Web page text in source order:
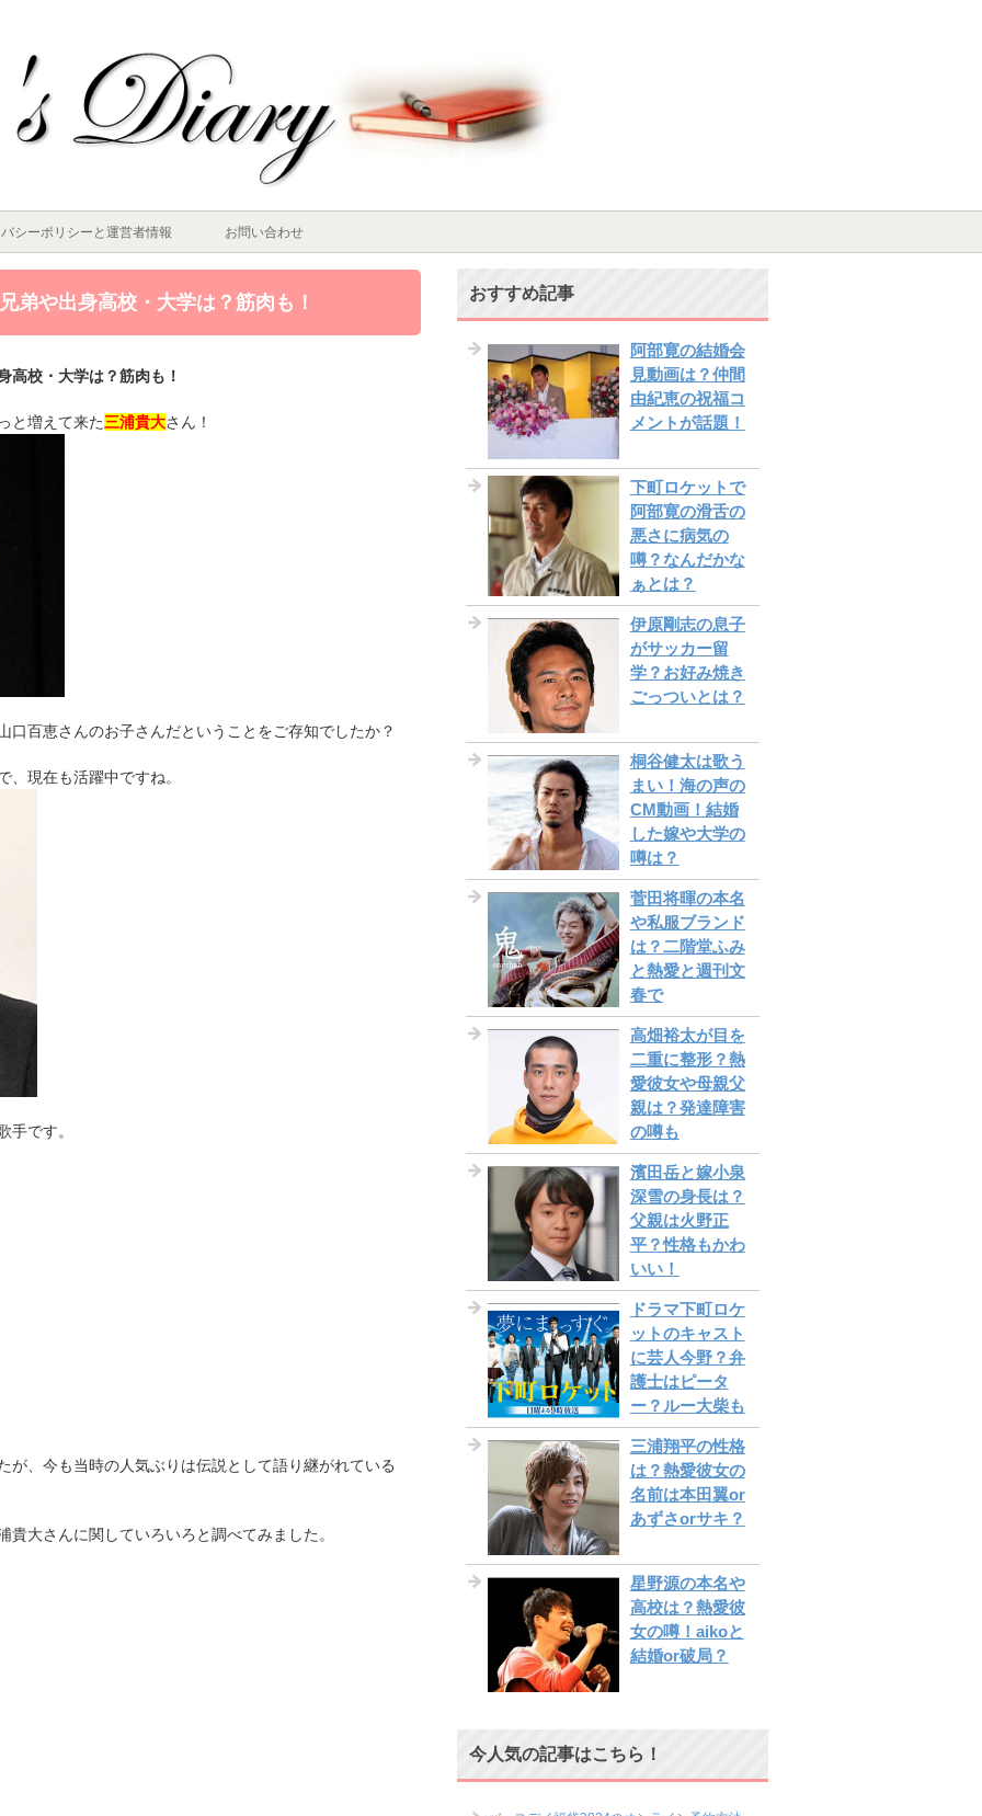
シーポリシーと運営者情報 お問い合わせ
弟や出身高校・大学は？筋肉も！
高校・大学は？筋肉も！
と増えて来た三浦貴大さん！
口百恵さんのお子さんだということをご存知でしたか？
、現在も活躍中ですね。
手です。
が、今も当時の人気ぶりは伝説として語り継がれている
大さんに関していろいろと調べてみました。
おすすめ記事
阿部寛の結婚会
見動画は？仲間
由紀恵の祝福コ
メントが話題！
下町ロケットで
阿部寛の滑舌の
悪さに病気の
噂？なんだかな
ぁとは？
伊原剛志の息子
がサッカー留
学？お好み焼き
ごっついとは？
桐谷健太は歌う
まい！海の声の
CM動画！結婚
した嫁や大学の
噂は？
菅田将暉の本名
や私服ブランド
は？二階堂ふみ
と熱愛と週刊文
春で
高畑裕太が目を
二重に整形？熱
愛彼女や母親父
親は？発達障害
の噂も
濱田岳と嫁小泉
深雪の身長は？
父親は火野正
平？性格もかわ
いい！
ドラマ下町ロケ
ットのキャスト
に芸人今野？弁
護士はピータ
ー？ルー大柴も
三浦翔平の性格
は？熱愛彼女の
名前は本田翼or
あずさorサキ？
星野源の本名や
高校は？熱愛彼
女の噂！aikoと
結婚or破局？
今人気の記事はこちら！